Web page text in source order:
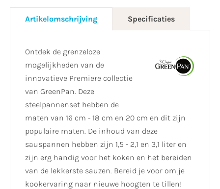
Artikelomschrijving Specificaties
Ontdek de grenzeloze
mogelijkheden van de
innovatieve Premiere collectie
van GreenPan. Deze
steelpannenset hebben de
maten van 16 cm - 18 cm en 20 cm en dit zijn
populaire maten. De inhoud van deze
sauspannen hebben zijn 1,5 - 2,1 en 3,1 liter en
zijn erg handig voor het koken en het bereiden
van de lekkerste sauzen. Bereid je voor om je
kookervaring naar nieuwe hoogten te tillen!